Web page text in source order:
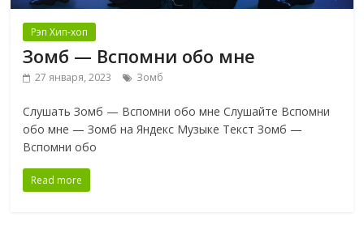
Рэп Хип-хоп
Зомб — Вспомни обо мне
27 января, 2023 Зомб
Слушать Зомб — Вспомни обо мне Слушайте Вспомни
обо мне — Зомб на Яндекс Музыке Текст Зомб —
Вспомни обо
Read more